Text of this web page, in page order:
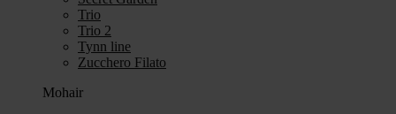
Trio
Trio 2
Tynn line
Zucchero Filato
Mohair